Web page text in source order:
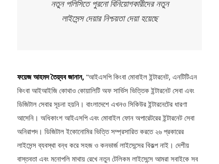
লাইসেন্স দেয়ার নিশ্চয়তা দেয়া হয়েছে
কিংবা আইআইজি কোথাও কোয়ালিটি অফ সার্ভিস ভিত্তিক ইন্টারনেট সেবা এবং
ডিজিটাল সেবার সূচনা হয়নি। বাংলাদেশে এখনও সিকিউর ইন্টারনেটের ধারণা
আসেনি। অধিকাংশ আইএসপি এবং মোবাইল ফোন অপারেটরের ইন্টারনেট সেবা
অনিরাপদ। ডিজিটাল ইকোনোমির ভিত্তি সম্প্রসারিত করতে ২৬ প্রকারের
লাইসেন্স ব্যবস্থা বন্ধ করে সহজ ও কনভার্জ লাইসেন্সের বিকল্প নাই। দেশীয়
বাস্তবতা এবং মনোপলি মাথায় রেখে নতুন টেলিকম লাইসেন্সে আমরা সবাইকে সব